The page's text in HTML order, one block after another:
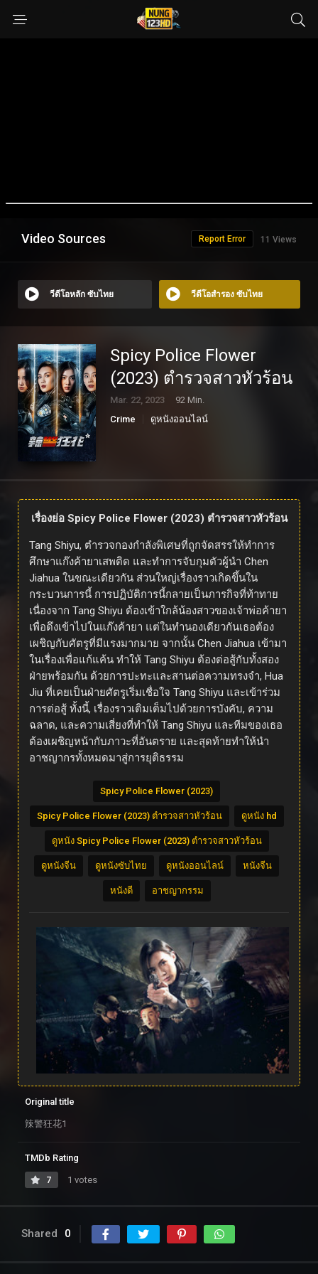
Video Sources 11 Views
Report Error
วีดีโอหลัก ซับไทย วีดีโอสำรอง ซับไทย
Spicy Police Flower
(2023) ตำรวจสาวหัวร้อน
Mar. 22, 2023
92 Min.
Crime
ดูหนังออนไลน์
เรื่องย่อ Spicy Police Flower (2023) ตำรวจสาวหัวร้อน
Tang Shiyu, ตำรวจกองกำลังพิเศษที่ถูกจัดสรรให้ทำการ
ศึกษาแก๊งค้ายาเสพติด และทำการจับกุมตัวผู้นำ Chen
Jiahua ในขณะเดียวกัน ส่วนใหญ่เรื่องราวเกิดขึ้นใน
กระบวนการนี้ การปฏิบัติการนี้กลายเป็นภารกิจที่ท้าทาย
เนื่องจาก Tang Shiyu ต้องเข้าใกล้น้องสาวของเจ้าพ่อค้ายา
เพื่อดึงเข้าไปในแก๊งค้ายา แต่ในทำนองเดียวกันเธอต้อง
เผชิญกับศัตรูที่มีแรงมากมาย จากนั้น Chen Jiahua เข้ามา
ในเรื่องเพื่อแก้แค้น ทำให้ Tang Shiyu ต้องต่อสู้กับทั้งสอง
ฝ่ายพร้อมกัน ด้วยการปะทะและสานต่อความทรงจำ, Hua
Jiu ที่เคยเป็นฝ่ายศัตรูเริ่มเชื่อใจ Tang Shiyu และเข้าร่วม
การต่อสู้ ทั้งนี้, เรื่องราวเติมเต็มไปด้วยการบังคับ, ความ
ฉลาด, และความเสี่ยงที่ทำให้ Tang Shiyu และทีมของเธอ
ต้องเผชิญหน้ากับภาวะที่อันตราย และสุดท้ายทำให้นำ
อาชญากรทั้งหมดมาสู่การยุติธรรม
Spicy Police Flower (2023)
Spicy Police Flower (2023) ตำรวจสาวหัวร้อน ดูหนัง hd
ดูหนัง Spicy Police Flower (2023) ตำรวจสาวหัวร้อน
ดูหนังจีน ดูหนังซับไทย ดูหนังออนไลน์ หนังจีน
หนังดี อาชญากรรม
Original title
辣警狂花1
TMDb Rating
7 1 votes
Shared 0